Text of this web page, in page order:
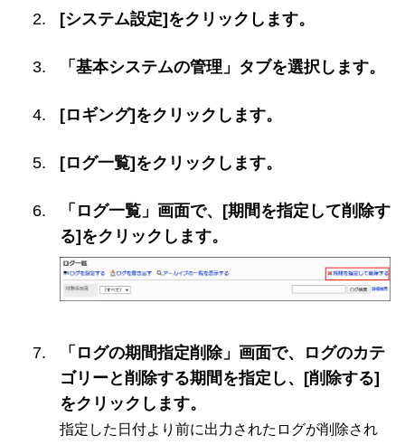
[システム設定]をクリックします。
「基本システムの管理」タブを選択します。
[ロギング]をクリックします。
[ログ一覧]をクリックします。
「ログ一覧」画面で、[期間を指定して削除す
る]をクリックします。
「ログの期間指定削除」画面で、ログのカテ
ゴリーと削除する期間を指定し、[削除する]
をクリックします。
指定した日付より前に出力されたログが削除され